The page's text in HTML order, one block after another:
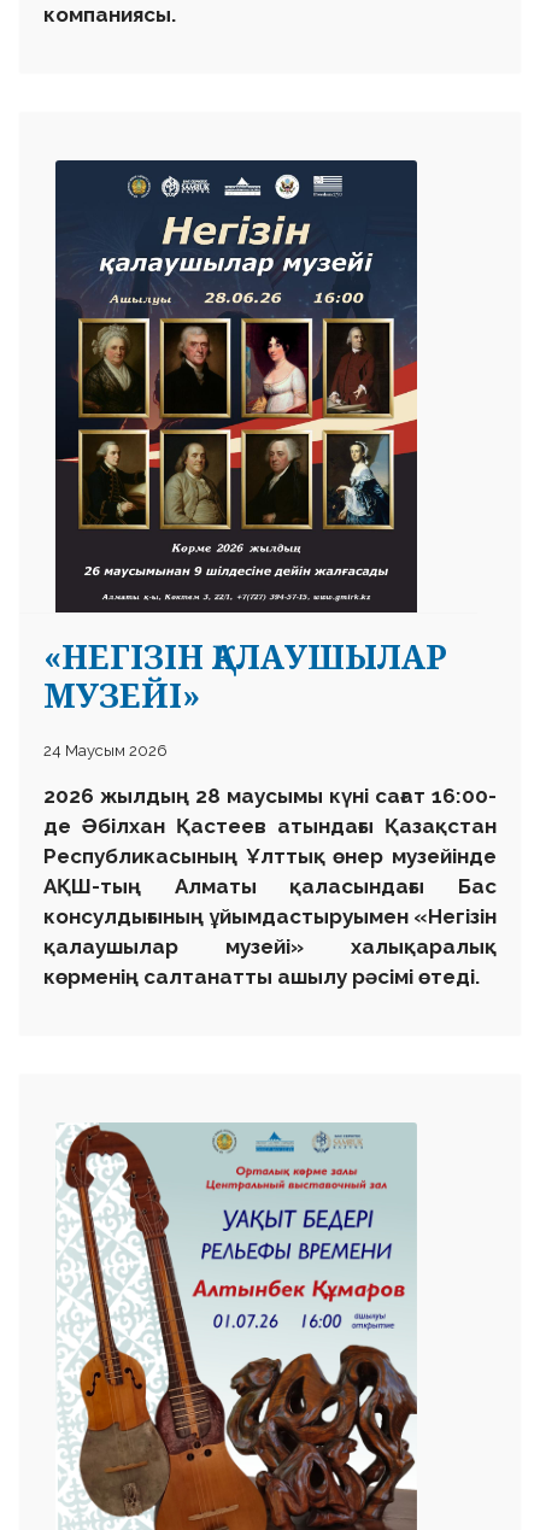
компаниясы.
«НЕГІЗІН ҚАЛАУШЫЛАР
МУЗЕЙІ»
24 Маусым 2026
2026 жылдың 28 маусымы күні сағат 16:00-
де Әбілхан Қастеев атындағы Қазақстан
Республикасының Ұлттық өнер музейінде
АҚШ-тың Алматы қаласындағы Бас
консулдығының ұйымдастыруымен «Негізін
қалаушылар музейі» халықаралық
көрменің салтанатты ашылу рәсімі өтеді.